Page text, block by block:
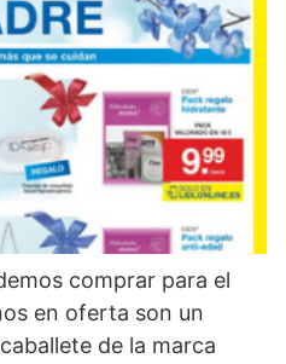
comprar para el
en oferta son un
de la marca